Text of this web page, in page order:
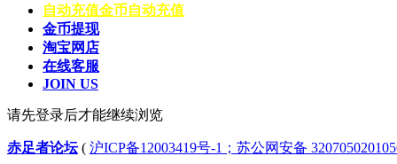
自动充值金币自动充值
金币提现
淘宝网店
在线客服
JOIN US
请先登录后才能继续浏览
赤足者论坛( 沪ICP备12003419号-1；苏公网安备